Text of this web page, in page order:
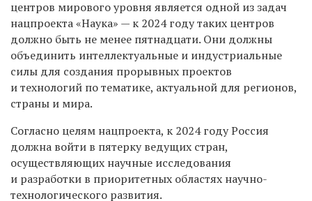
центров мирового уровня является одной из задач
нацпроекта «Наука» — к 2024 году таких центров
должно быть не менее пятнадцати. Они должны
объединить интеллектуальные и индустриальные
силы для создания прорывных проектов
и технологий по тематике, актуальной для регионов,
страны и мира.
Согласно целям нацпроекта, к 2024 году Россия
должна войти в пятерку ведущих стран,
осуществляющих научные исследования
и разработки в приоритетных областях научно-
технологического развития.